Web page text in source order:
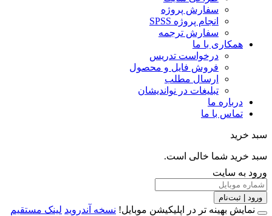
سفارش پروژه
انجام پروژه SPSS
سفارش ترجمه
همکاری با ما
درخواست تدریس
فروش فایل و محصول
ارسال مطلب
تبلیغات در نواندیشان
درباره ما
تماس با ما
خرید شما خالی است.
به سایت
| ثبت‌نام
بهینه تر در اپلیکیشن موبایل!نسخه آندروید لینک مستقیم